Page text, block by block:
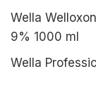
Wella
9% 1000 ml
Wella